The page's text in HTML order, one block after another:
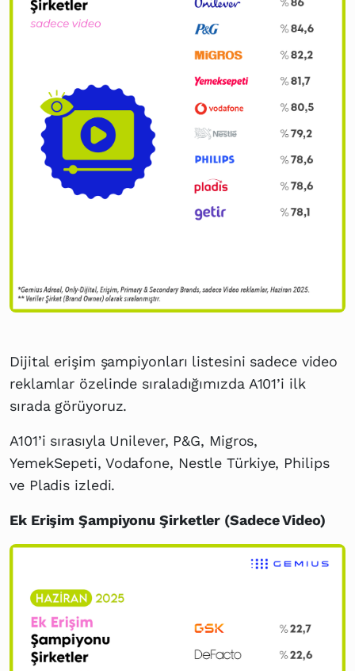
Dijital erişim şampiyonları listesini sadece video
reklamlar özelinde sıraladığımızda A101’i ilk
sırada görüyoruz.
A101’i sırasıyla Unilever, P&G, Migros,
YemekSepeti, Vodafone, Nestle Türkiye, Philips
ve Pladis izledi.
Ek Erişim Şampiyonu Şirketler (Sadece Video)